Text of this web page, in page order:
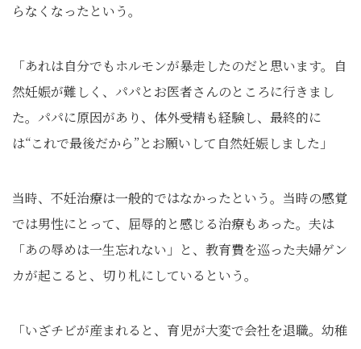
らなくなったという。
「あれは自分でもホルモンが暴走したのだと思います。自
然妊娠が難しく、パパとお医者さんのところに行きまし
た。パパに原因があり、体外受精も経験し、最終的に
は“これで最後だから”とお願いして自然妊娠しました」
当時、不妊治療は一般的ではなかったという。当時の感覚
では男性にとって、屈辱的と感じる治療もあった。夫は
「あの辱めは一生忘れない」と、教育費を巡った夫婦ゲン
カが起こると、切り札にしているという。
「いざチビが産まれると、育児が大変で会社を退職。幼稚